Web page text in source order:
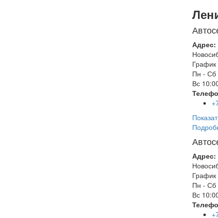
Адрес:
График
Пн - Сб
Вс
Адрес:
График
Пн - Сб
Вс